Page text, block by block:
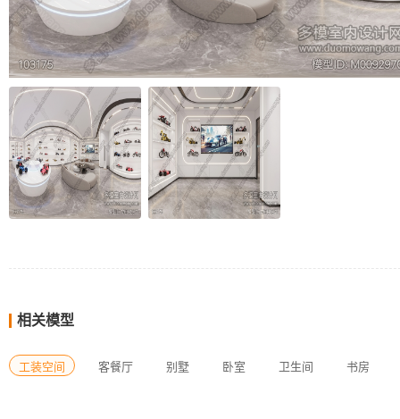
相关模型
工装空间 客餐厅 别墅 卧室 卫生间 书房